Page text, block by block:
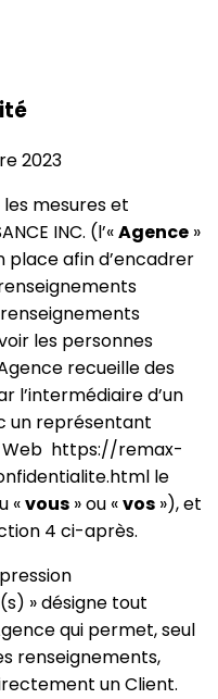
2023
mesures et
INC. (l’«Agence »
place afin d’encadrer
les personnes
recueille des
l’intermédiaire d’un
un représentant
Web https://remax-
le
«vous » ou «vos »), et
4 ci-après.
» désigne tout
qui permet, seul
renseignements,
un Client.